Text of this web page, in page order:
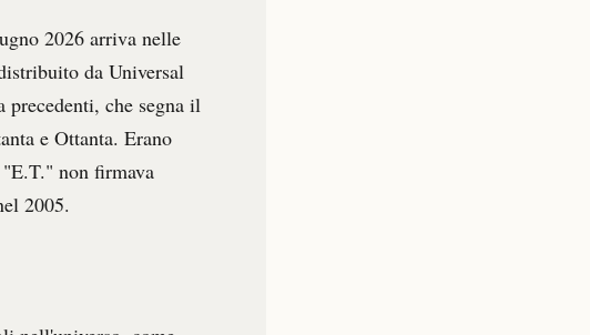
2026 arriva nelle
da Universal
precedenti, che segna il
e Ottanta. Erano
non firmava
2005.